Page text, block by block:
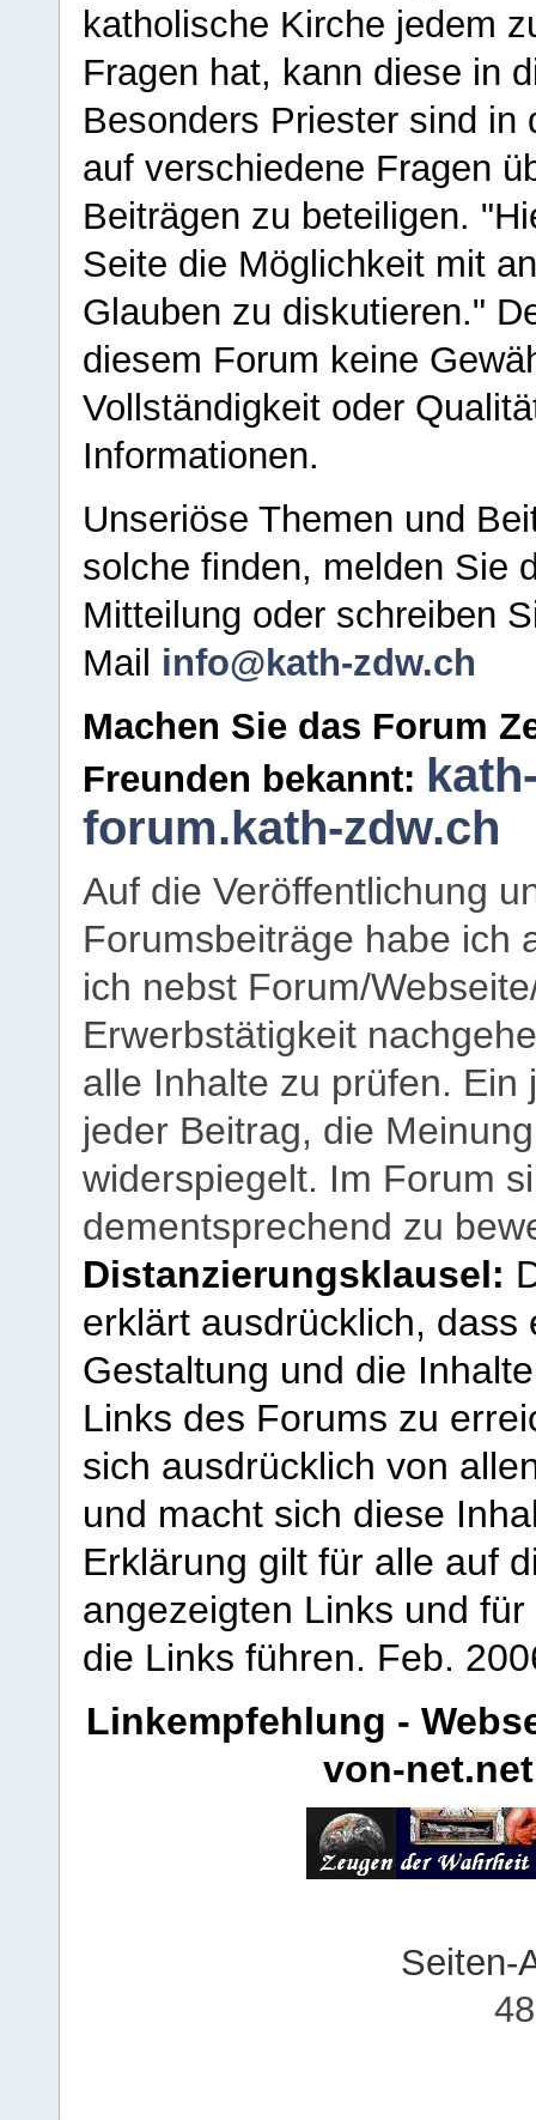
katholische Kirche jedem
Fragen hat, kann diese in
Besonders Priester sind in
auf verschiedene Fragen
Beiträgen zu beteiligen.
Seite die Möglichkeit mit
Glauben zu diskutieren."
diesem Forum keine
Vollständigkeit oder
Informationen.
Unseriöse Themen und
solche finden, melden Sie
Mitteilung oder schreiben
Mail info@kath-zdw.ch
Machen Sie das Forum
Freunden bekannt:
forum.kath-zdw.ch
Auf die Veröffentlichung
Forumsbeiträge habe ich
ich nebst Forum/
Erwerbstätigkeit
alle Inhalte zu prüfen.
jeder Beitrag, die
widerspiegelt. Im Forum
dementsprechend zu
Distanzierungsklausel:
erklärt ausdrücklich,
Gestaltung und die
Links des Forums zu
sich ausdrücklich von
und macht sich diese
Erklärung gilt für alle auf
angezeigten Links und
die Links führen. Feb.
Linkempfehlung -
von-net.net
Seiten-